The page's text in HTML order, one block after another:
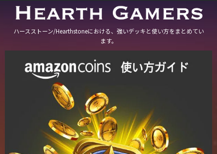
ハースストーン/Hearthstoneにおける、強いデッキと使い方をまとめてい
ます。